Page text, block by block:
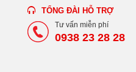
TỔNG ĐÀI HỖ TRỢ
Tư vấn miễn phí
0938 23 28 28